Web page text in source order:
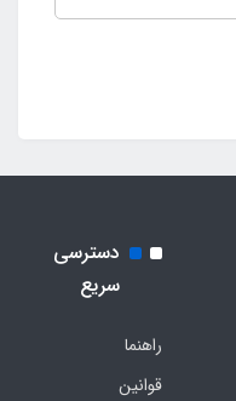
دسترسی
سریع
راهنما
قوانین